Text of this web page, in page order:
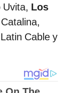
Los
Cable y